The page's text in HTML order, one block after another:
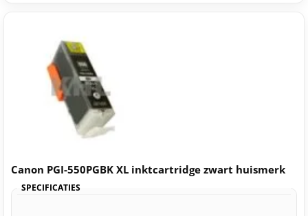
Canon PGI-550PGBK XL inktcartridge zwart huismerk
SPECIFICATIES